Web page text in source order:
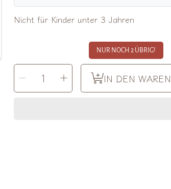
Nicht für Kinder unter 3 Jahren
NUR NOCH 2 ÜBRIG!
MENGE
AUSWÄHLEN
Menge
Friendly
Toys
Menge
für
Friendly
Toys
IN DEN